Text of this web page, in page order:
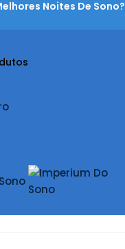
Noites De Sono?